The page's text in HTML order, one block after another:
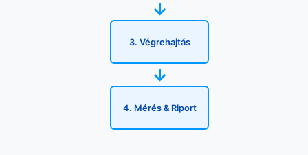
→
3. Végrehajtás
→
4. Mérés & Riport